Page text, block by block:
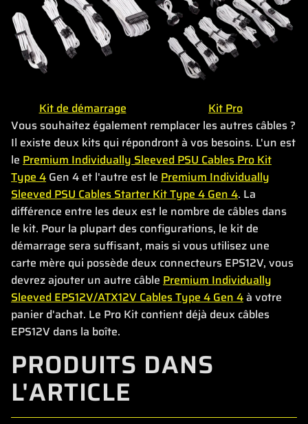
Kit de démarrage
Kit Pro
Vous souhaitez également remplacer les autres câbles ?
Il existe deux kits qui répondront à vos besoins. L'un est
le Premium Individually Sleeved PSU Cables Pro Kit
Type 4 Gen 4 et l'autre est le Premium Individually
Sleeved PSU Cables Starter Kit Type 4 Gen 4. La
différence entre les deux est le nombre de câbles dans
le kit. Pour la plupart des configurations, le kit de
démarrage sera suffisant, mais si vous utilisez une
carte mère qui possède deux connecteurs EPS12V, vous
devrez ajouter un autre câble Premium Individually
Sleeved EPS12V/ATX12V Cables Type 4 Gen 4à votre
panier d'achat. Le Pro Kit contient déjà deux câbles
EPS12V dans la boîte.
PRODUITS DANS
L'ARTICLE